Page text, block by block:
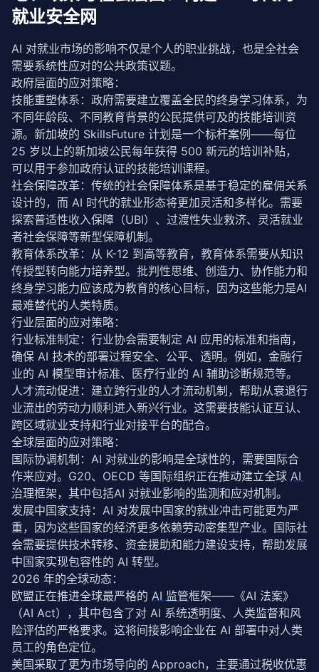
就业安全网
AI 对就业市场的影响不仅是个人的职业挑战，也是全社会
需要系统性应对的公共政策议题。
政府层面的应对策略：
技能重塑体系：政府需要建立覆盖全民的终身学习体系，为
不同年龄段、不同教育背景的公民提供可及的技能培训资
源。新加坡的 SkillsFuture 计划是一个标杆案例——每位
25 岁以上的新加坡公民每年获得 500 新元的培训补贴，
可以用于参加政府认证的技能培训课程。
社会保障改革：传统的社会保障体系是基于稳定的雇佣关系
设计的，而 AI 时代的就业形态将更加灵活和多样化。需要
探索普适性收入保障（UBI）、过渡性失业救济、灵活就业
者社会保障等新型保障机制。
教育体系改革：从 K-12 到高等教育，教育体系需要从知识
传授型转向能力培养型。批判性思维、创造力、协作能力和
终身学习能力应该成为教育的核心目标，因为这些能力是AI
最难替代的人类特质。
行业层面的应对策略：
行业标准制定：行业协会需要制定 AI 应用的标准和指南，
确保 AI 技术的部署过程安全、公平、透明。例如，金融行
业的 AI 模型审计标准、医疗行业的 AI 辅助诊断规范等。
人才流动促进：建立跨行业的人才流动机制，帮助从衰退行
业流出的劳动力顺利进入新兴行业。这需要技能认证互认、
跨区域就业支持和行业对接平台的配合。
全球层面的应对策略：
国际协调机制：AI 对就业的影响是全球性的，需要国际合
作来应对。G20、OECD 等国际组织正在推动建立全球 AI
治理框架，其中包括AI 对就业影响的监测和应对机制。
发展中国家支持：AI 对发展中国家的就业冲击可能更为严
重，因为这些国家的经济更多依赖劳动密集型产业。国际社
会需要提供技术转移、资金援助和能力建设支持，帮助发展
中国家实现包容性的 AI 转型。
2026 年的全球动态：
欧盟正在推进全球最严格的 AI 监管框架——《AI 法案》
（AI Act），其中包含了对 AI 系统透明度、人类监督和风
险评估的严格要求。这将间接影响企业在 AI 部署中对人类
员工的角色定位。
美国采取了更为市场导向的 Approach，主要通过税收优惠